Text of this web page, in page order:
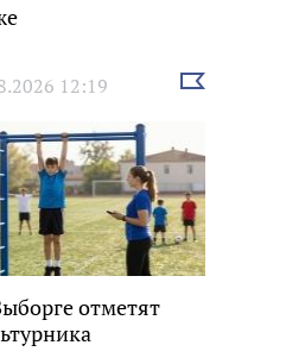
12:19
Выбрать
отметят